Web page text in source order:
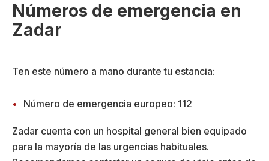
Números de emergencia en
Zadar
Ten este número a mano durante tu estancia:
Número de emergencia europeo: 112
Zadar cuenta con un hospital general bien equipado
para la mayoría de las urgencias habituales.